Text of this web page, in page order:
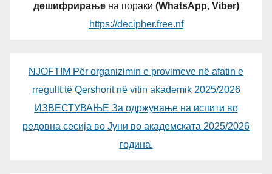
дешифрирањена пораки (WhatsApp, Viber)
https://decipher.free.nf
NJOFTIM Për organizimin e provimeve në afatin e
rregullt të Qershorit në vitin akademik 2025/2026
ИЗВЕСТУВАЊЕ За одржување на испити во
редовна сесија во Јуни во академската 2025/2026
година.